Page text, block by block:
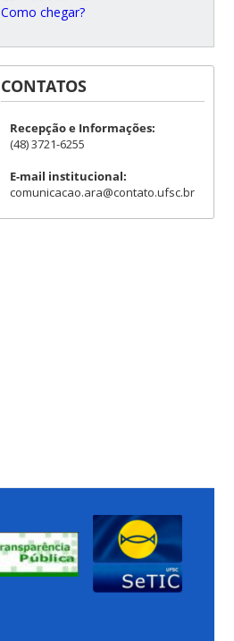
Como chegar?
CONTATOS
Recepção e Informações:
(48) 3721-6255
E-mail institucional:
comunicacao.ara@contato.ufsc.br